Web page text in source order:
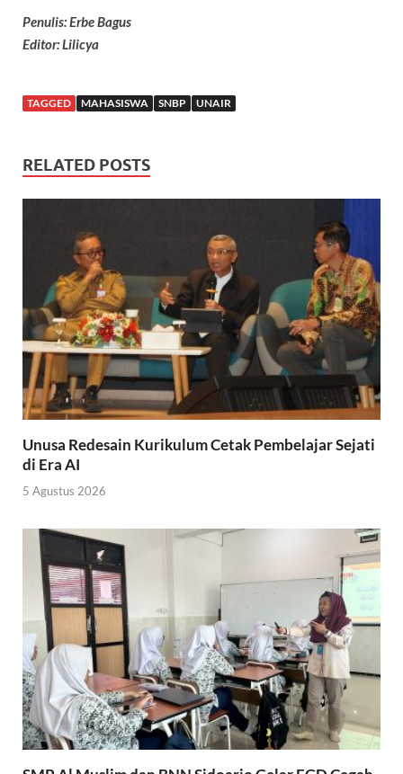
Penulis: Erbe Bagus
Editor: Lilicya
TAGGED MAHASISWA SNBP UNAIR
RELATED POSTS
Unusa Redesain Kurikulum Cetak Pembelajar Sejati
di Era AI
5 Agustus 2026